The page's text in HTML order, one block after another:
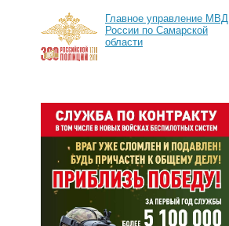
Главное управление МВД
России по Самарской
области